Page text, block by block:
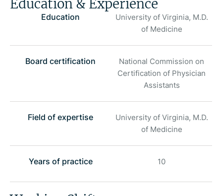
Education & Experience
Education
University of Virginia, M.D.
of Medicine
Board certification
National Commission on
Certification of Physician
Assistants
Field of expertise
University of Virginia, M.D.
of Medicine
Years of practice 10